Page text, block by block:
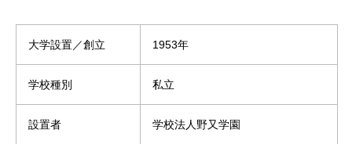
大学設置／創立 1953年
学校種別 私立
設置者 学校法人野又学園